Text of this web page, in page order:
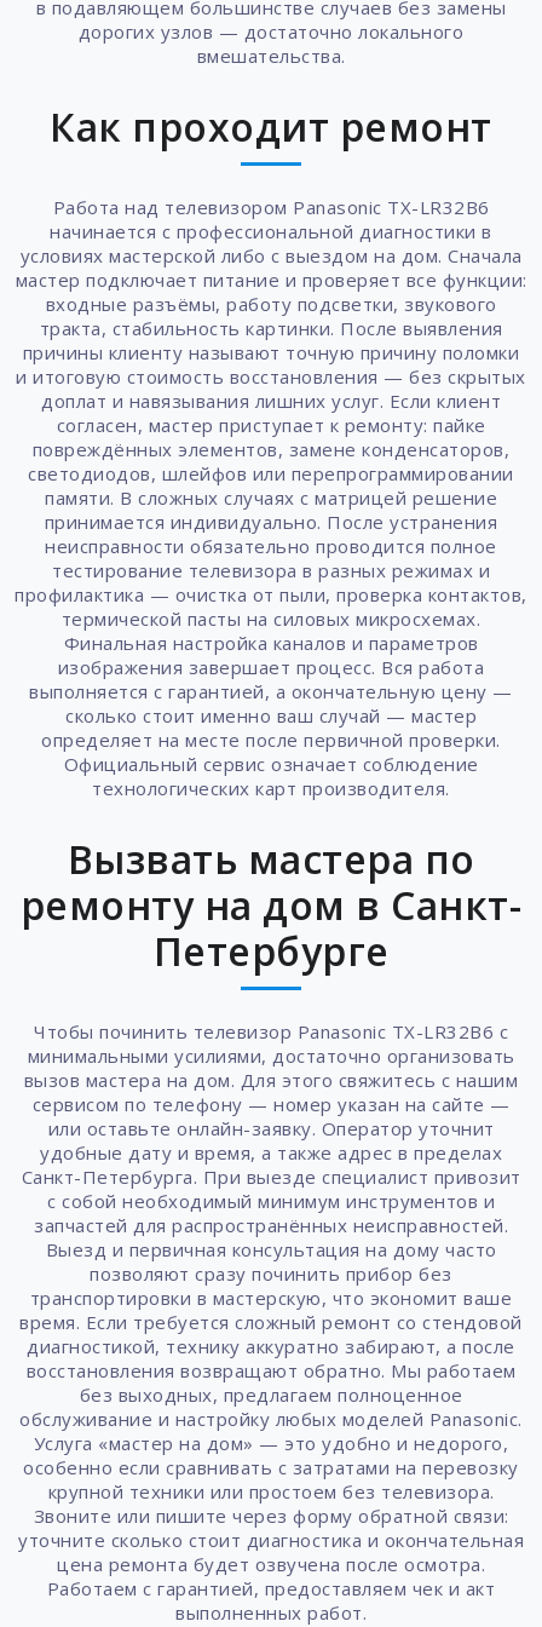
в подавляющем большинстве случаев без замены
дорогих узлов — достаточно локального
вмешательства.
Как проходит ремонт
Работа над телевизором Panasonic TX-LR32B6
начинается с профессиональной диагностики в
условиях мастерской либо с выездом на дом. Сначала
мастер подключает питание и проверяет все функции:
входные разъёмы, работу подсветки, звукового
тракта, стабильность картинки. После выявления
причины клиенту называют точную причину поломки
и итоговую стоимость восстановления — без скрытых
доплат и навязывания лишних услуг. Если клиент
согласен, мастер приступает к ремонту: пайке
повреждённых элементов, замене конденсаторов,
светодиодов, шлейфов или перепрограммировании
памяти. В сложных случаях с матрицей решение
принимается индивидуально. После устранения
неисправности обязательно проводится полное
тестирование телевизора в разных режимах и
профилактика — очистка от пыли, проверка контактов,
термической пасты на силовых микросхемах.
Финальная настройка каналов и параметров
изображения завершает процесс. Вся работа
выполняется с гарантией, а окончательную цену —
сколько стоит именно ваш случай — мастер
определяет на месте после первичной проверки.
Официальный сервис означает соблюдение
технологических карт производителя.
Вызвать мастера по
ремонту на дом в Санкт-
Петербурге
Чтобы починить телевизор Panasonic TX-LR32B6 с
минимальными усилиями, достаточно организовать
вызов мастера на дом. Для этого свяжитесь с нашим
сервисом по телефону — номер указан на сайте —
или оставьте онлайн-заявку. Оператор уточнит
удобные дату и время, а также адрес в пределах
Санкт-Петербурга. При выезде специалист привозит
с собой необходимый минимум инструментов и
запчастей для распространённых неисправностей.
Выезд и первичная консультация на дому часто
позволяют сразу починить прибор без
транспортировки в мастерскую, что экономит ваше
время. Если требуется сложный ремонт со стендовой
диагностикой, технику аккуратно забирают, а после
восстановления возвращают обратно. Мы работаем
без выходных, предлагаем полноценное
обслуживание и настройку любых моделей Panasonic.
Услуга «мастер на дом» — это удобно и недорого,
особенно если сравнивать с затратами на перевозку
крупной техники или простоем без телевизора.
Звоните или пишите через форму обратной связи:
уточните сколько стоит диагностика и окончательная
цена ремонта будет озвучена после осмотра.
Работаем с гарантией, предоставляем чек и акт
выполненных работ.